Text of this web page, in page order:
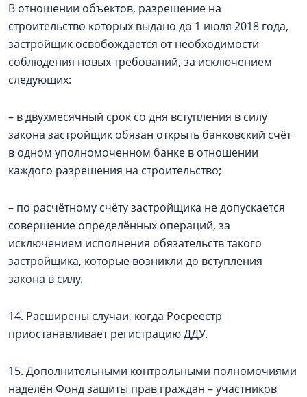
В отношении объектов, разрешение на
строительство которых выдано до 1 июля 2018 года,
застройщик освобождается от необходимости
соблюдения новых требований, за исключением
следующих:
– в двухмесячный срок со дня вступления в силу
закона застройщик обязан открыть банковский счёт
в одном уполномоченном банке в отношении
каждого разрешения на строительство;
– по расчётному счёту застройщика не допускается
совершение определённых операций, за
исключением исполнения обязательств такого
застройщика, которые возникли до вступления
закона в силу.
14. Расширены случаи, когда Росреестр
приостанавливает регистрацию ДДУ.
15. Дополнительными контрольными полномочиями
наделён Фонд защиты прав граждан – участников